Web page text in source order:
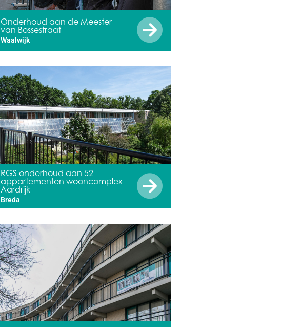
Onderhoud aan de Meester
van Bossestraat
Waalwijk
RGS onderhoud aan 52
appartementen wooncomplex
Aardrijk
Breda